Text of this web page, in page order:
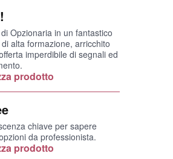
Opzionaria in un fantastico
alta formazione, arricchito
imperdibile di segnali ed
prodotto
chiave per sapere
da professionista.
prodotto